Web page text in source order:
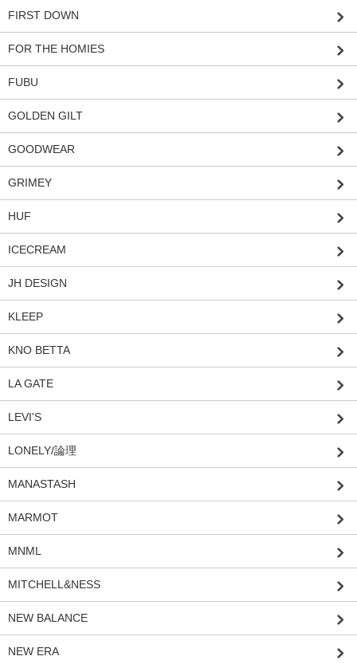
FIRST DOWN
FOR THE HOMIES
FUBU
GOLDEN GILT
GOODWEAR
GRIMEY
HUF
ICECREAM
JH DESIGN
KLEEP
KNO BETTA
LA GATE
LEVI'S
LONELY/論理
MANASTASH
MARMOT
MNML
MITCHELL&NESS
NEW BALANCE
NEW ERA